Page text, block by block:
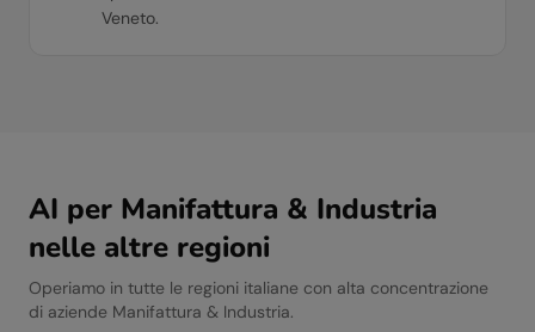
Veneto.
AI per Manifattura & Industria
nelle altre regioni
Operiamo in tutte le regioni italiane con alta concentrazione
di aziende Manifattura & Industria.